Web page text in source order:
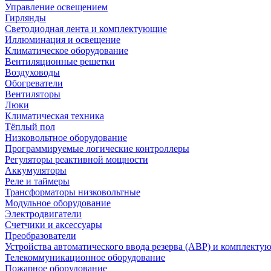
Управление освещением
Гирлянды
Светодиодная лента и комплектующие
Иллюминация и освещение
Климатическое оборудование
Вентиляционные решетки
Воздуховоды
Обогреватели
Вентиляторы
Люки
Климатическая техника
Тёплый пол
Низковольтное оборудование
Программируемые логические контроллеры
Регуляторы реактивной мощности
Аккумуляторы
Реле и таймеры
Трансформаторы низковольтные
Модульное оборудование
Электродвигатели
Счетчики и аксессуары
Преобразователи
Устройства автоматического ввода резерва (АВР) и
Телекоммуникационное оборудование
Пожарное оборудование